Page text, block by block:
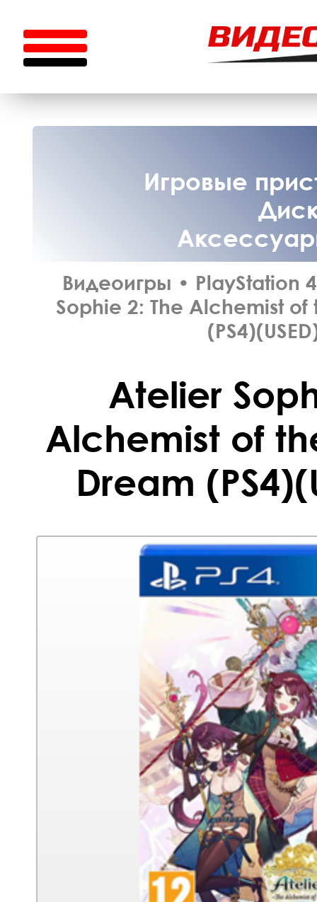
Игровые
Видеоигры • PlayStation 4
Sophie 2: The Alchemist
Atelier
Alchemist of
Dream